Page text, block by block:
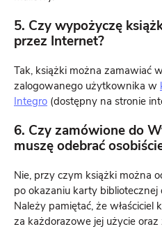
5. Czy wypożyczę
przez Internet?
Tak, książki można zamawiać
zalogowanego użytkownika w
Integro (dostępny na stronie
6. Czy zamówione do
muszę odebrać
Nie, przy czym książki można
po okazaniu karty bibliotecznej
Należy pamiętać, że właściciel
za każdorazowe jej użycie